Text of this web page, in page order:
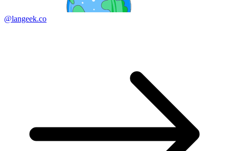
@langeek.co